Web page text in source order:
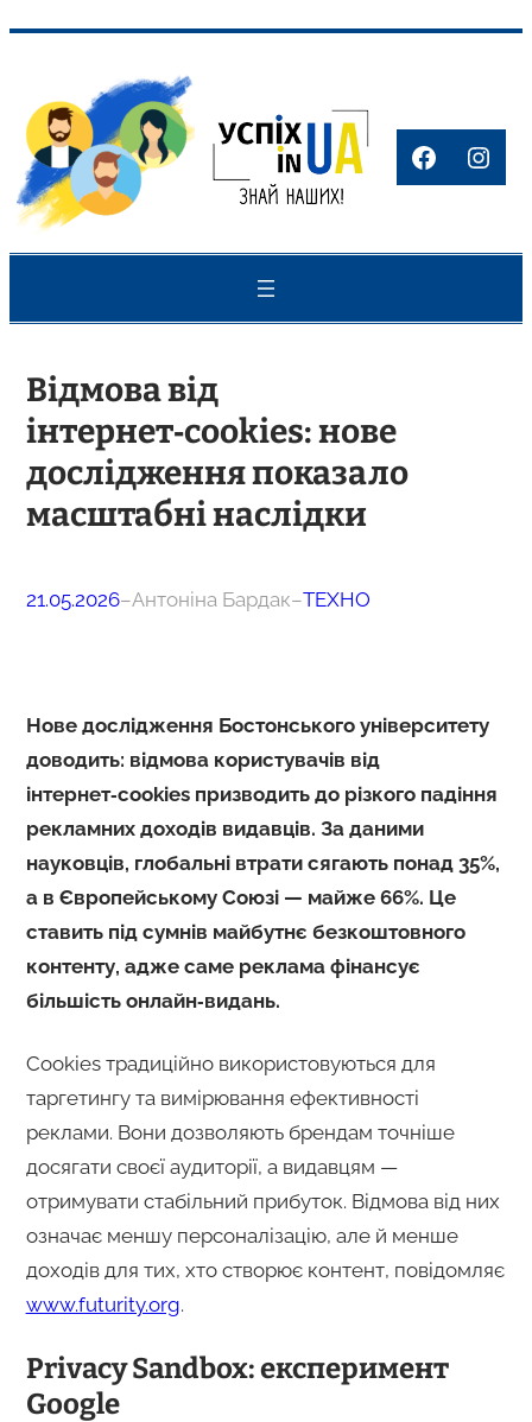
вмісту
Відмова від
інтернет‑cookies: нове
дослідження показало
масштабні наслідки
21.05.2026–Антоніна Бардак–ТЕХНО
Нове дослідження Бостонського університету
доводить: відмова користувачів від
інтернет‑cookies призводить до різкого падіння
рекламних доходів видавців. За даними
науковців, глобальні втрати сягають понад 35%,
а в Європейському Союзі — майже 66%. Це
ставить під сумнів майбутнє безкоштовного
контенту, адже саме реклама фінансує
більшість онлайн‑видань.
Cookies традиційно використовуються для
таргетингу та вимірювання ефективності
реклами. Вони дозволяють брендам точніше
досягати своєї аудиторії, а видавцям —
отримувати стабільний прибуток. Відмова від них
означає меншу персоналізацію, але й менше
доходів для тих, хто створює контент, повідомляє
www.futurity.org.
Privacy Sandbox: експеримент
Google